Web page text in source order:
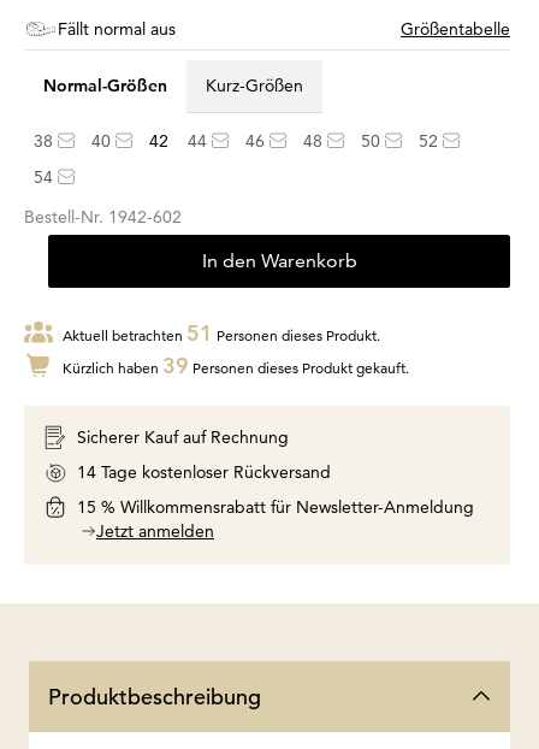
Fällt normal aus Größentabelle
Normal-Größen Kurz-Größen
38 40 42 44 46 48 50
52
54
Bestell-Nr. 1942-602
In den Warenkorb
Aktuell betrachten 51 Personen dieses Produkt.
Kürzlich haben 39 Personen dieses Produkt gekauft.
Sicherer Kauf auf Rechnung
14 Tage kostenloser Rückversand
15 % Willkommensrabatt für Newsletter-Anmeldung
Jetzt anmelden
Produktbeschreibung